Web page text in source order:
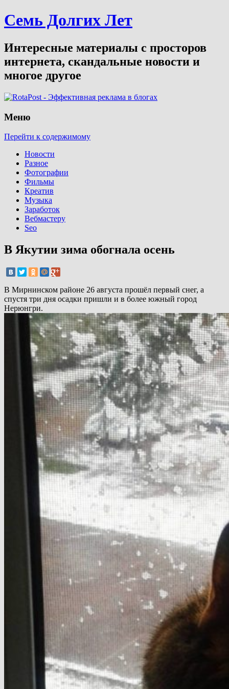
Семь Долгих Лет
Интересные материалы с просторов
интернета, скандальные новости и
многое другое
Меню
Перейти к содержимому
Новости
Разное
Фотографии
Фильмы
Креатив
Музыка
Заработок
Вебмастеру
Seo
В Якутии зима обогнала осень
В Мирнинском районе 26 августа прошёл первый снег, а
спустя три дня осадки пришли и в более южный город
Нерюнгри.